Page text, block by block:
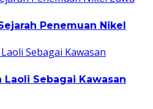
Penemuan Nikel
Laoli Sebagai Kawasan